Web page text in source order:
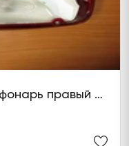
Задний комбинированный фонарь правый с сигнализатором заднего хода